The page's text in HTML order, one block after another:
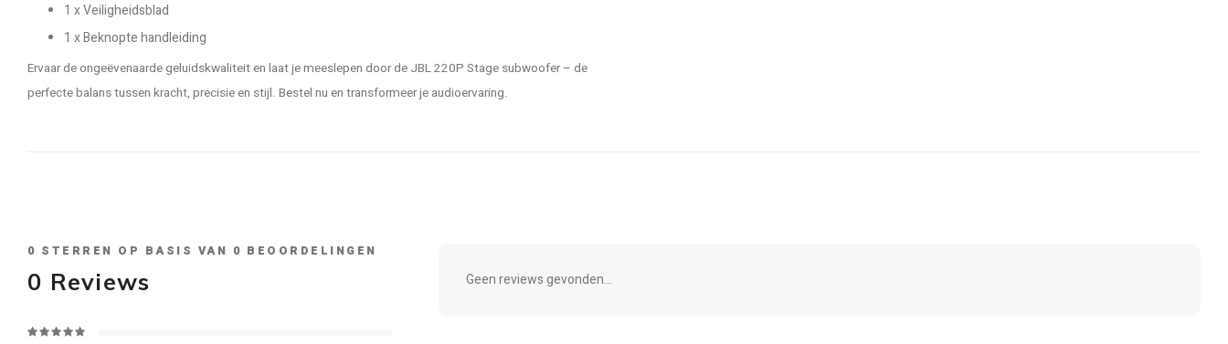
1 x Veiligheidsblad
1 x Beknopte handleiding
Ervaar de ongeëvenaarde geluidskwaliteit en laat je meeslepen door de JBL 220P Stage subwoofer – de
perfecte balans tussen kracht, precisie en stijl. Bestel nu en transformeer je audioervaring.
0 STERREN OP BASIS VAN 0 BEOORDELINGEN
0 Reviews Geen reviews gevonden...